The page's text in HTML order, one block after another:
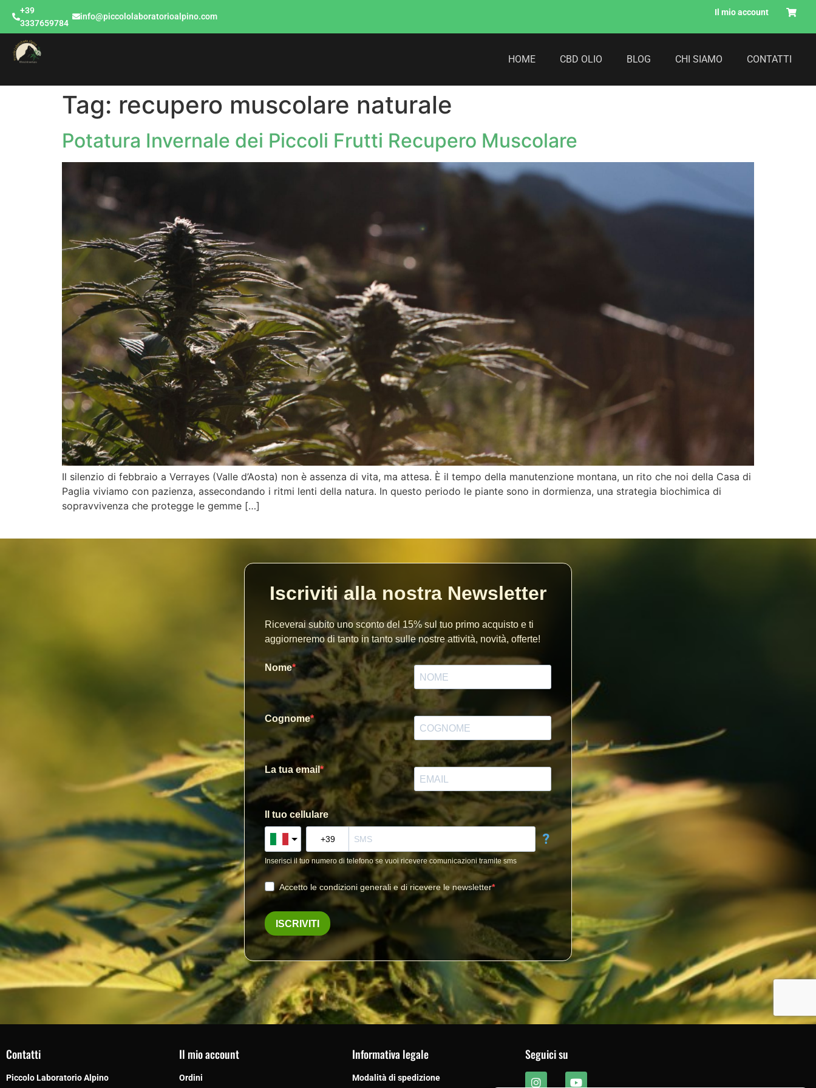
+39
3337659784
info@piccololaboratorioalpino.com Il mio account
HOME CBD OLIO BLOG CHI SIAMO CONTATTI
Tag: recupero muscolare naturale
Potatura Invernale dei Piccoli Frutti Recupero Muscolare
Il silenzio di febbraio a Verrayes (Valle d’Aosta) non è assenza di vita, ma attesa. È il tempo della manutenzione montana, un rito che noi della Casa di
Paglia viviamo con pazienza, assecondando i ritmi lenti della natura. In questo periodo le piante sono in dormienza, una strategia biochimica di
sopravvivenza che protegge le gemme […]
Contatti
Piccolo Laboratorio Alpino
Il mio account
Ordini
Informativa legale
Modalità di spedizione
Seguici su